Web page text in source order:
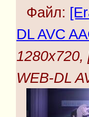
Файл:
DL AVC
1280x720,
WEB-DL